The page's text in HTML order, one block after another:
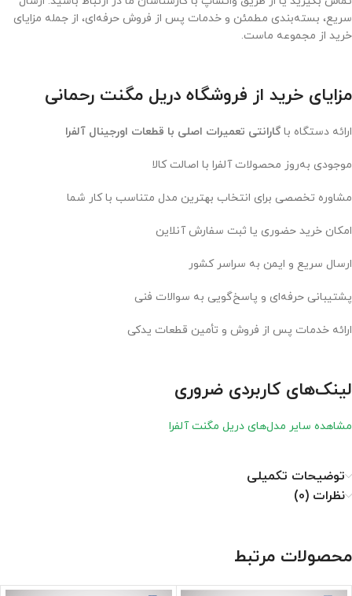
سریع، بسته‌بندی مطمئن و خدمات پس از فروش حرفه‌ای، از جمله مزایای
خرید از مجموعه ماست.
مزایای خرید از فروشگاه دریل مگنت رحمانی
ارائه دستگاه باگارانتی تعمیرات اصلی با قطعات اورجینال آلفرا
موجودی به‌روز محصولات آلفرا با اصالت کالا
مشاوره تخصصی برای انتخاب بهترین مدل متناسب با کار شما
امکان خرید حضوری یا ثبت سفارش آنلاین
ارسال سریع و ایمن به سراسر کشور
پشتیبانی حرفه‌ای و پاسخ‌گویی به سوالات فنی
ارائه خدمات پس از فروش و تأمین قطعات یدکی
لینک‌های کاربردی ضروری
مشاهده سایر مدل‌های دریل مگنت آلفرا
توضیحات تکمیلی
نظرات (0)
محصولات مرتبط